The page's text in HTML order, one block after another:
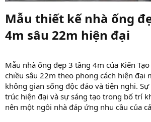
Mẫu thiết kế nhà ống
4m sâu 22m hiện đại​
Mẫu nhà ống đẹp 3 tầng 4m của Kiến
chiều sâu 22m theo phong cách hiện đại
không gian sống độc đáo và tiện nghi.
trúc hiện đại và sự sáng tạo trong bố trí
nên một ngôi nhà đáp ứng nhu cầu của